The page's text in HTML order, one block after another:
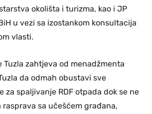
okolišta i turizma, kao i JP
u vezi sa izostankom konsultacija
vlasti.
Tuzla zahtjeva od menadžmenta
da odmah obustavi sve
za spaljivanje RDF otpada dok se ne
sa učešćem građana,